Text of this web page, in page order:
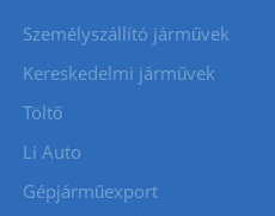
Személyszállító járművek
Kereskedelmi járművek
Töltő
Li Auto
Gépjárműexport